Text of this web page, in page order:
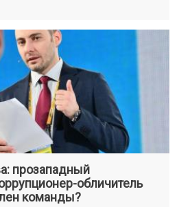
прозападный
обличитель
команды?